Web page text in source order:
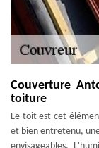
Couverture
toiture
Le toit est cet
et bien entretenu,